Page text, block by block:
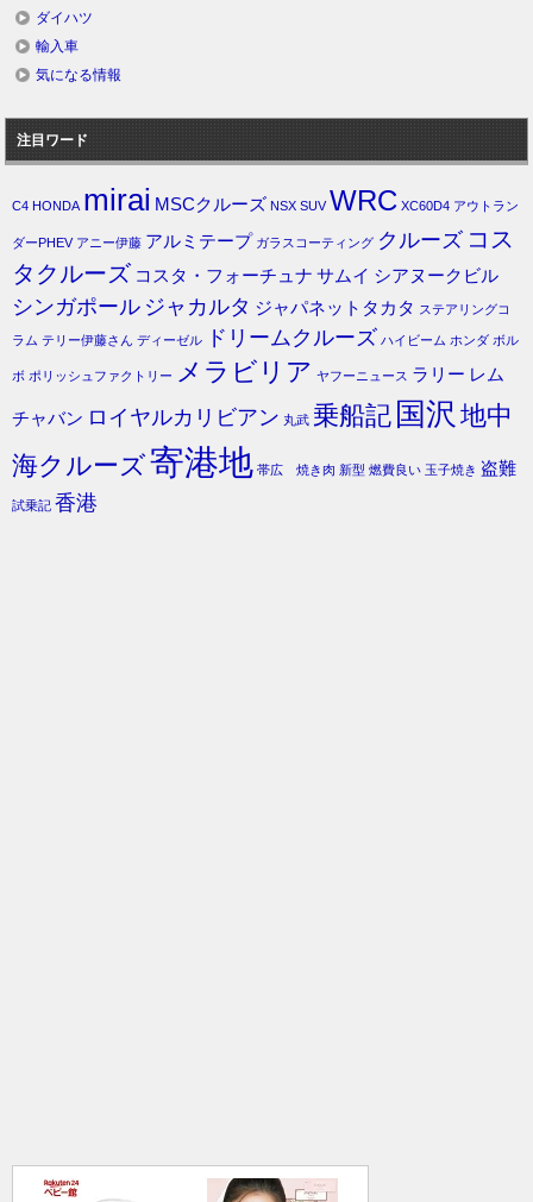
ダイハツ
輸入車
気になる情報
注目ワード
C4 HONDA mirai MSCクルーズ NSX SUV WRC XC60D4 アウトラン
ダーPHEV アニー伊藤 アルミテープ ガラスコーティング クルーズ コス
タクルーズ コスタ・フォーチュナ サムイ シアヌークビル
シンガポール ジャカルタ ジャパネットタカタ ステアリングコ
ラム テリー伊藤さん ディーゼル ドリームクルーズ ハイビーム ホンダ ボル
ボ ポリッシュファクトリー メラビリア ヤフーニュース ラリー レム
チャバン ロイヤルカリビアン 丸武 乗船記 国沢 地中
海クルーズ寄港地 帯広 焼き肉 新型 燃費良い 玉子焼き 盗難
試乗記 香港